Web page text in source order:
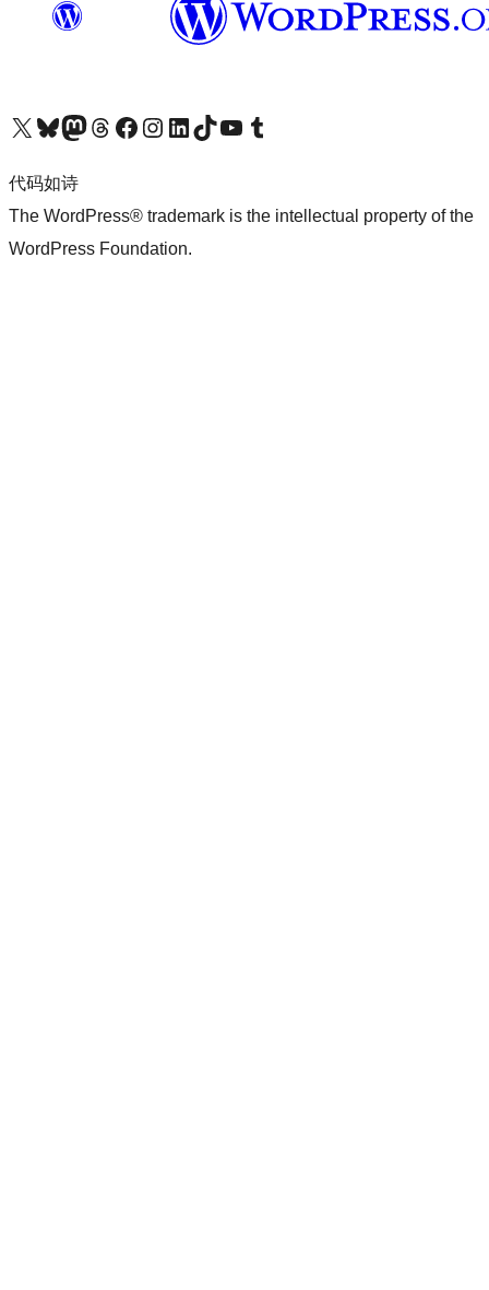
关注我们的 X（原 Twitter）账号访问我们的 Bluesky 账号关注我们的 Mastodon 账号访问我们的 Threads 账号 访问我们的 Facebook 公共主页关注我们的 Instagram 账号 关注我们的 LinkedIn 主页访问我们的 TikTok 账号访问我们的 YouTube 频道 访问我们的 Tumblr 账号
代码如诗
The WordPress® trademark is the intellectual property of the
WordPress Foundation.